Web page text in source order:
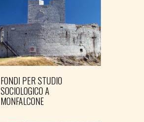
FONDI PER STUDIO
SOCIOLOGICO A
MONFALCONE